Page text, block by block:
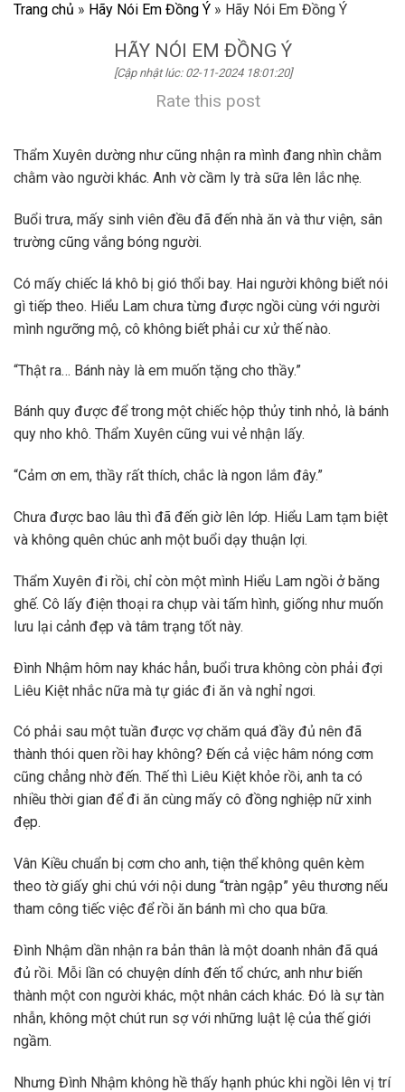
Trang chủ » Hãy Nói Em Đồng Ý » Hãy Nói Em Đồng Ý
HÃY NÓI EM ĐỒNG Ý
[Cập nhật lúc: 02-11-2024 18:01:20]
Rate this post
Thẩm Xuyên dường như cũng nhận ra mình đang nhìn chằm
chằm vào người khác. Anh vờ cầm ly trà sữa lên lắc nhẹ.
Buổi trưa, mấy sinh viên đều đã đến nhà ăn và thư viện, sân
trường cũng vắng bóng người.
Có mấy chiếc lá khô bị gió thổi bay. Hai người không biết nói
gì tiếp theo. Hiểu Lam chưa từng được ngồi cùng với người
mình ngưỡng mộ, cô không biết phải cư xử thế nào.
“Thật ra… Bánh này là em muốn tặng cho thầy.”
Bánh quy được để trong một chiếc hộp thủy tinh nhỏ, là bánh
quy nho khô. Thẩm Xuyên cũng vui vẻ nhận lấy.
“Cảm ơn em, thầy rất thích, chắc là ngon lắm đây.”
Chưa được bao lâu thì đã đến giờ lên lớp. Hiểu Lam tạm biệt
và không quên chúc anh một buổi dạy thuận lợi.
Thẩm Xuyên đi rồi, chỉ còn một mình Hiểu Lam ngồi ở băng
ghế. Cô lấy điện thoại ra chụp vài tấm hình, giống như muốn
lưu lại cảnh đẹp và tâm trạng tốt này.
Đình Nhậm hôm nay khác hẳn, buổi trưa không còn phải đợi
Liêu Kiệt nhắc nữa mà tự giác đi ăn và nghỉ ngơi.
Có phải sau một tuần được vợ chăm quá đầy đủ nên đã
thành thói quen rồi hay không? Đến cả việc hâm nóng cơm
cũng chẳng nhờ đến. Thế thì Liêu Kiệt khỏe rồi, anh ta có
nhiều thời gian để đi ăn cùng mấy cô đồng nghiệp nữ xinh
đẹp.
Vân Kiều chuẩn bị cơm cho anh, tiện thể không quên kèm
theo tờ giấy ghi chú với nội dung “tràn ngập” yêu thương nếu
tham công tiếc việc để rồi ăn bánh mì cho qua bữa.
Đình Nhậm dần nhận ra bản thân là một doanh nhân đã quá
đủ rồi. Mỗi lần có chuyện dính đến tổ chức, anh như biến
thành một con người khác, một nhân cách khác. Đó là sự tàn
nhẫn, không một chút run sợ với những luật lệ của thế giới
ngầm.
Nhưng Đình Nhậm không hề thấy hạnh phúc khi ngồi lên vị trí